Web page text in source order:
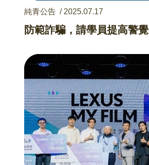
純青公告 / 2025.07.17
防範詐騙，請學員提高警覺